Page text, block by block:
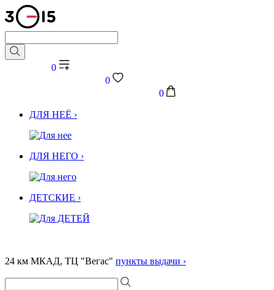
0
0
0
ДЛЯ НЕЁ ›
ДЛЯ НЕГО ›
ДЕТСКИЕ ›
24 км МКАД, ТЦ "Вегас" пункты выдачи ›